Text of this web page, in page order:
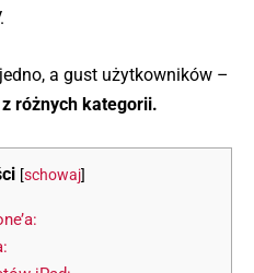
a gust użytkowników –
różnych kategorii.
[schowaj]